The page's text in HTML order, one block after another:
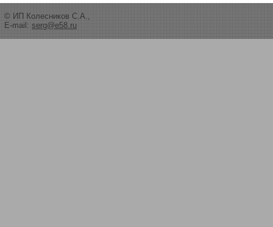
© ИП Колесников С.А.,
E-mail: serg@e58.ru